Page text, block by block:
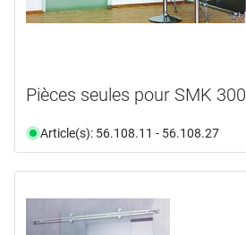
Pièces seules pour SMK 300
Article(s): 56.108.11 - 56.108.27